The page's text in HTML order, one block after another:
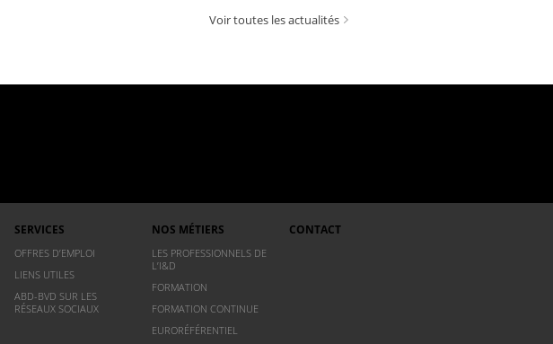
Voir toutes les actualités
SERVICES
OFFRES D’EMPLOI
LIENS UTILES
ABD-BVD SUR LES
RÉSEAUX SOCIAUX
NOS MÉTIERS
LES PROFESSIONNELS DE
L’I&D
FORMATION
FORMATION CONTINUE
EURORÉFÉRENTIEL
CONTACT